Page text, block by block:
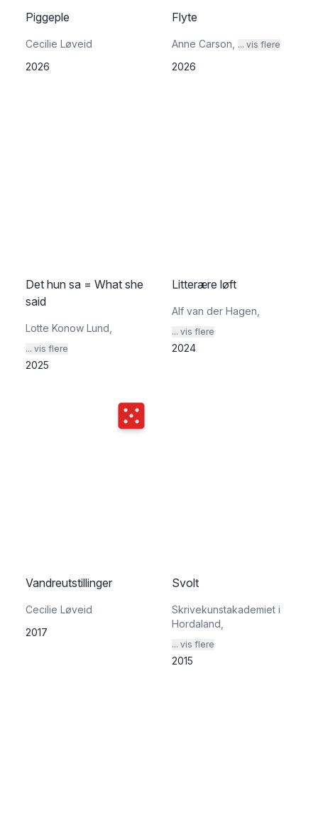
Piggeple
Cecilie Løveid
2026
Flyte
Anne Carson ... vis flere
2026
Det hun sa = What she
said
Lotte Konow Lund
... vis flere
2025
Litterære løft
Alf van der Hagen
... vis flere
2024
Terningkast
Vandreutstillinger
Cecilie Løveid
2017
Svolt
Skrivekunstakademiet i
Hordaland
... vis flere
2015